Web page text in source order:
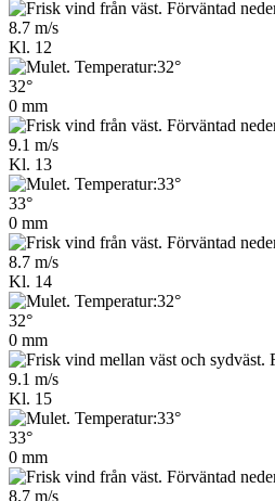
8.7 m/s
Kl. 12
32°
0 mm
9.1 m/s
Kl. 13
33°
0 mm
8.7 m/s
Kl. 14
32°
0 mm
9.1 m/s
Kl. 15
33°
0 mm
8.7 m/s